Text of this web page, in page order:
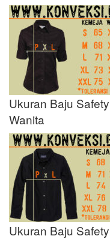
Ukuran Baju Safety
Wanita
Ukuran Baju